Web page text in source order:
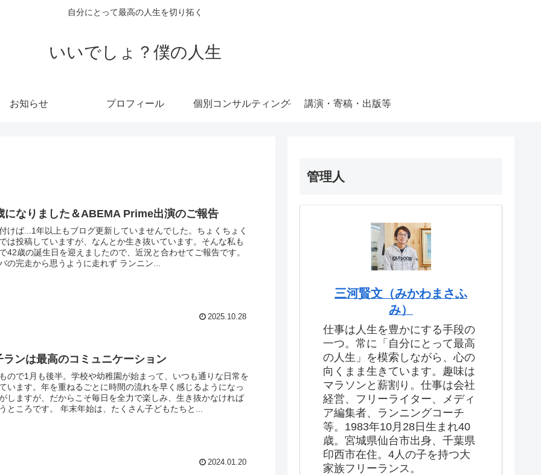
自分にとって最高の人生を切り拓く
いいでしょ？僕の人生
お知らせ プロフィール 個別コンサルティング 講演・寄稿・出版等
になりました＆ABEMA Prime出演のご報告
けば...1年以上もブログ更新していませんでした。ちょくちょく
は投稿していますが、なんとか生き抜いています。そんな私も
42歳の誕生日を迎えましたので、近況と合わせてご報告です。
の完走から思うように走れず ランニン...
2025.10.28
ランは最高のコミュニケーション
ので1月も後半。学校や幼稚園が始まって、いつも通りな日常を
います。年を重ねるごとに時間の流れを早く感じるようになっ
しますが、だからこそ毎日を全力で楽しみ、生き抜かなければ
ところです。 年末年始は、たくさん子どもたちと...
2024.01.20
管理人
三河賢文（みかわまさふ
み）
仕事は人生を豊かにする手段の
一つ。常に「自分にとって最高
の人生」を模索しながら、心の
向くまま生きています。趣味は
マラソンと薪割り。仕事は会社
経営、フリーライター、メディ
ア編集者、ランニングコーチ
等。1983年10月28日生まれ40
歳。宮城県仙台市出身、千葉県
印西市在住。4人の子を持つ大
家族フリーランス。